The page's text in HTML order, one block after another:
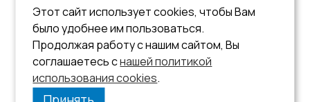
значение запрошенного атрибута
(удачное завершение);
NULL-значение – неудачное
завершение.
Этот сайт использует cookies, чтобы Вам
было удобнее им пользоваться.
Продолжая работу с нашим сайтом, Вы
соглашаетесь снашей политикой
использования cookies.